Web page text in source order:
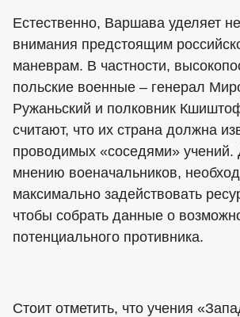
Естественно, Варшава уделяет
внимания предстоящим
маневрам. В частности,
польские военные – генерал
Ружаньский и полковник
считают, что их страна должна
проводимых «соседями» учений.
мнению военачальников,
максимально задействовать
чтобы собрать данные о
потенциального противника.
Стоит отметить, что учения